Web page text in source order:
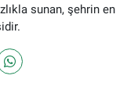
sunan, şehrin en